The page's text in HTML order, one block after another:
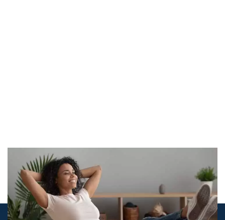
© airco-systemen.nl alle rechten voorbehouden